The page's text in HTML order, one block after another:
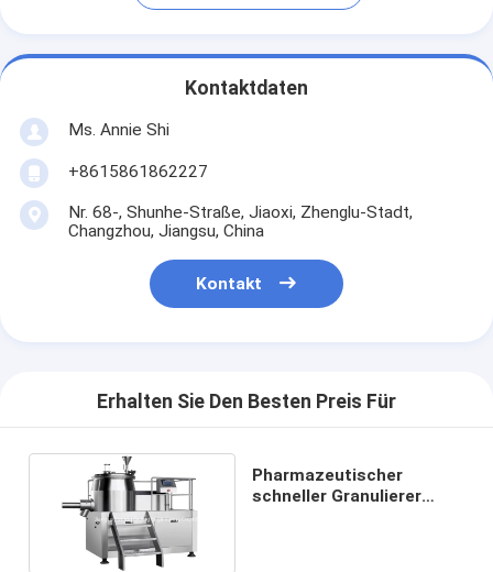
Kontaktdaten
Ms. Annie Shi
+8615861862227
Nr. 68-, Shunhe-Straße, Jiaoxi, Zhenglu-Stadt,
Changzhou, Jiangsu, China
Kontakt
Erhalten Sie Den Besten Preis Für
Pharmazeutischer
schneller Granulierer